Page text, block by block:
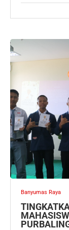
Banyumas Raya